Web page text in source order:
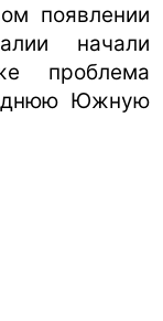
появлении
начали
проблема
Южную